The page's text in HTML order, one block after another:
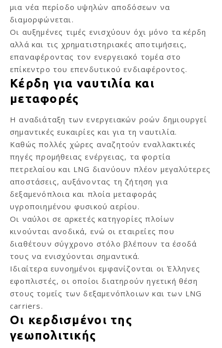
μια νέα περίοδο υψηλών αποδόσεων να
διαμορφώνεται.
Οι αυξημένες τιμές ενισχύουν όχι μόνο τα κέρδη
αλλά και τις χρηματιστηριακές αποτιμήσεις,
επαναφέροντας τον ενεργειακό τομέα στο
επίκεντρο του επενδυτικού ενδιαφέροντος.
Κέρδη για ναυτιλία και
μεταφορές
Η αναδιάταξη των ενεργειακών ροών δημιουργεί
σημαντικές ευκαιρίες και για τη ναυτιλία.
Καθώς πολλές χώρες αναζητούν εναλλακτικές
πηγές προμήθειας ενέργειας, τα φορτία
πετρελαίου και LNG διανύουν πλέον μεγαλύτερες
αποστάσεις, αυξάνοντας τη ζήτηση για
δεξαμενόπλοια και πλοία μεταφοράς
υγροποιημένου φυσικού αερίου.
Οι ναύλοι σε αρκετές κατηγορίες πλοίων
κινούνται ανοδικά, ενώ οι εταιρείες που
διαθέτουν σύγχρονο στόλο βλέπουν τα έσοδά
τους να ενισχύονται σημαντικά.
Ιδιαίτερα ευνοημένοι εμφανίζονται οι Έλληνες
εφοπλιστές, οι οποίοι διατηρούν ηγετική θέση
στους τομείς των δεξαμενόπλοιων και των LNG
carriers.
Οι κερδισμένοι της
γεωπολιτικής